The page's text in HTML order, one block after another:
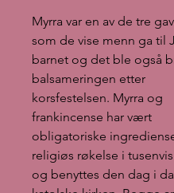
Myrra var en av de tre
som de vise menn ga til
barnet og det ble også
balsameringen etter
korsfestelsen. Myrra og
frankincense har vært
obligatoriske
religiøs røkelse i tusenvis
og benyttes den dag i